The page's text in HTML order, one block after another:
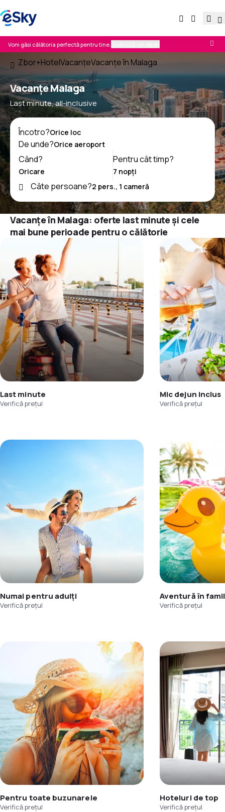
Vom găsi călătoria perfectă pentru tine.
Zbor+HotelVacanţeVacanţe în Malaga
Vacanţe Malaga
Last minute, all-inclusive
Încotro?
De unde?
Când?
Pentru cât timp?
Câte persoane?
Vacanțe în Malaga: oferte last minute și cele
mai bune perioade pentru o călătorie
Last minute
Verifică prețul
Mic dejun inclus
Verifică prețul
Numai pentru adulți
Verifică prețul
Aventură în
Verifică prețul
Pentru toate buzunarele
Verifică prețul
Hoteluri de top
Verifică prețul